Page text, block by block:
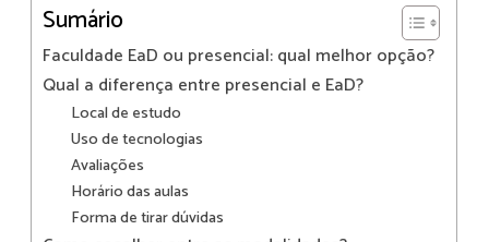
Sumário
Faculdade EaD ou presencial: qual melhor opção?
Qual a diferença entre presencial e EaD?
Local de estudo
Uso de tecnologias
Avaliações
Horário das aulas
Forma de tirar dúvidas